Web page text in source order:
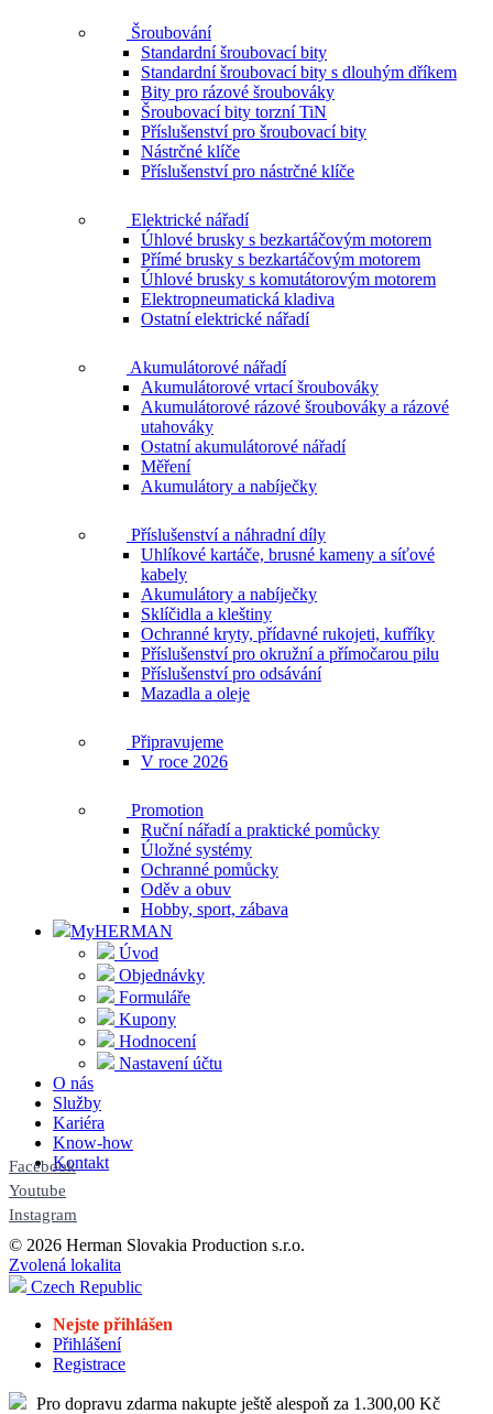
Šroubování
Standardní šroubovací bity
Standardní šroubovací bity s dlouhým dříkem
Bity pro rázové šroubováky
Šroubovací bity torzní TiN
Příslušenství pro šroubovací bity
Nástrčné klíče
Příslušenství pro nástrčné klíče
Elektrické nářadí
Úhlové brusky s bezkartáčovým motorem
Přímé brusky s bezkartáčovým motorem
Úhlové brusky s komutátorovým motorem
Elektropneumatická kladiva
Ostatní elektrické nářadí
Akumulátorové nářadí
Akumulátorové vrtací šroubováky
Akumulátorové rázové šroubováky a rázové
utahováky
Ostatní akumulátorové nářadí
Měření
Akumulátory a nabíječky
Příslušenství a náhradní díly
Uhlíkové kartáče, brusné kameny a síťové
kabely
Akumulátory a nabíječky
Sklíčidla a kleštiny
Ochranné kryty, přídavné rukojeti, kufříky
Příslušenství pro okružní a přímočarou pilu
Příslušenství pro odsávání
Mazadla a oleje
Připravujeme
V roce 2026
Promotion
Ruční nářadí a praktické pomůcky
Úložné systémy
Ochranné pomůcky
Oděv a obuv
Hobby, sport, zábava
MyHERMAN
Úvod
Objednávky
Formuláře
Kupony
Hodnocení
Nastavení účtu
O nás
Služby
Kariéra
Know-how
Kontakt
Facebook
Youtube
Instagram
© 2026 Herman Slovakia Production s.r.o.
Zvolená lokalita
Czech Republic
Nejste přihlášen
Přihlášení
Registrace
Pro dopravu zdarma nakupte ještě alespoň za 1.300,00 Kč